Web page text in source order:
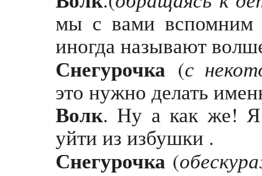
мы с вами вспомним
иногда называют
Снегурочка (с
это нужно делать
Волк. Ну а как же! Я
уйти из избушки .
Снегурочка (